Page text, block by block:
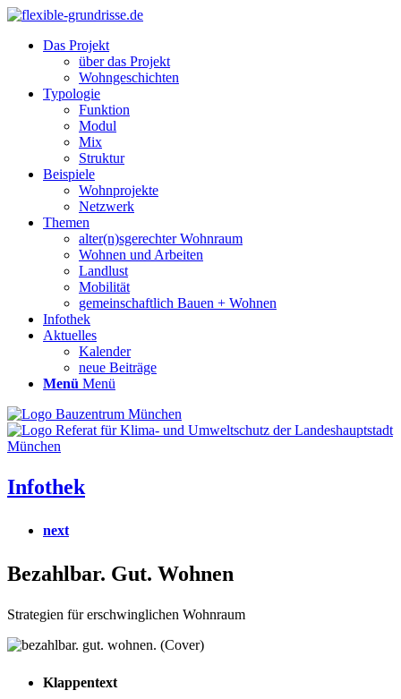
Das Projekt
über das Projekt
Wohngeschichten
Typologie
Funktion
Modul
Mix
Struktur
Beispiele
Wohnprojekte
Netzwerk
Themen
alter(n)sgerechter Wohnraum
Wohnen und Arbeiten
Landlust
Mobilität
gemeinschaftlich Bauen + Wohnen
Infothek
Aktuelles
Kalender
neue Beiträge
Menü Menü
Infothek
next
Bezahlbar. Gut. Wohnen
Strategien für erschwinglichen Wohnraum
Klappentext